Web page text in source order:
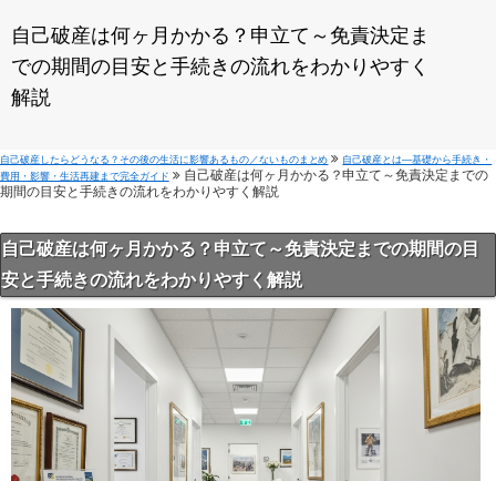
自己破産は何ヶ月かかる？申立て～免責決定ま
での期間の目安と手続きの流れをわかりやすく
解説
自己破産したらどうなる？その後の生活に影響あるもの／ないものまとめ
自己破産とは—基礎から手続き・
費用・影響・生活再建まで完全ガイド
自己破産は何ヶ月かかる？申立て～免責決定までの
期間の目安と手続きの流れをわかりやすく解説
自己破産は何ヶ月かかる？申立て～免責決定までの期間の目
安と手続きの流れをわかりやすく解説